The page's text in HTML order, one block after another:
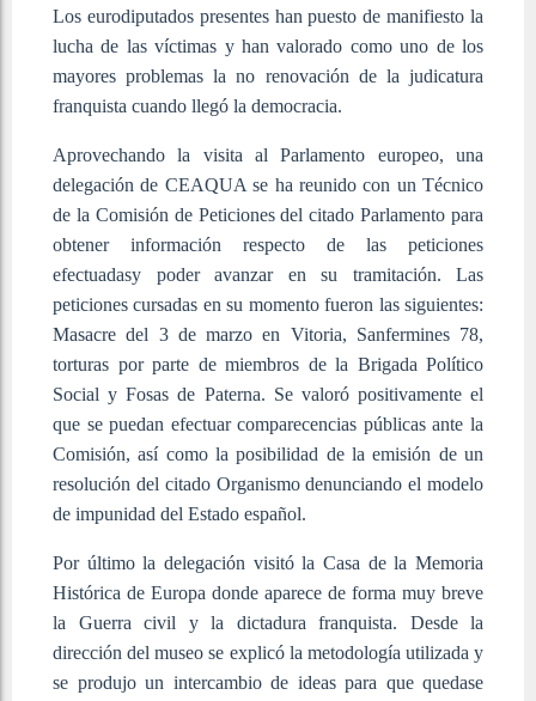
Los eurodiputados presentes han puesto de manifiesto la
lucha de las víctimas y han valorado como uno de los
mayores problemas la no renovación de la judicatura
franquista cuando llegó la democracia.
Aprovechando la visita al Parlamento europeo, una
delegación de CEAQUA se ha reunido con un Técnico
de la Comisión de Peticiones del citado Parlamento para
obtener información respecto de las peticiones
efectuadasy poder avanzar en su tramitación. Las
peticiones cursadas en su momento fueron las siguientes:
Masacre del 3 de marzo en Vitoria, Sanfermines 78,
torturas por parte de miembros de la Brigada Político
Social y Fosas de Paterna. Se valoró positivamente el
que se puedan efectuar comparecencias públicas ante la
Comisión, así como la posibilidad de la emisión de un
resolución del citado Organismo denunciando el modelo
de impunidad del Estado español.
Por último la delegación visitó la Casa de la Memoria
Histórica de Europa donde aparece de forma muy breve
la Guerra civil y la dictadura franquista. Desde la
dirección del museo se explicó la metodología utilizada y
se produjo un intercambio de ideas para que quedase